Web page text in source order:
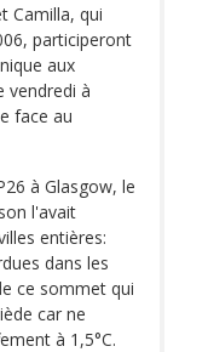
Camilla, qui
participeront
aux
vendredi à
face au
à Glasgow, le
l'avait
entières:
dans les
ce sommet qui
car ne
à 1,5°C.